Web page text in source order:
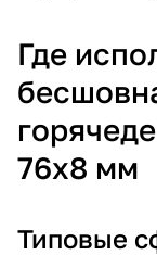
Где
76х8 мм
Типовые